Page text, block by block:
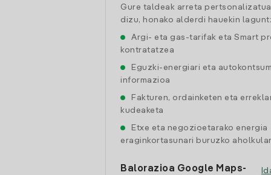
Gure taldeak arreta
dizu, honako alderdi hauekin
Argi- eta gas-tarifak eta Smart
kontratatzea
Eguzki-energiari eta
informazioa
Fakturen, ordainketen eta
kudeaketa
Etxe eta negozioetarako energia
eraginkortasunari buruzko
Balorazioa Google Maps-